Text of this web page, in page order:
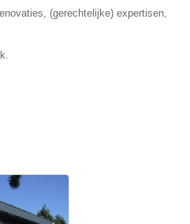
(gerechtelijke) expertisen,